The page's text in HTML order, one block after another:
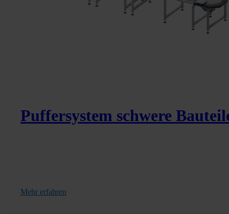
Puffersystem schwere
Mehr erfahren